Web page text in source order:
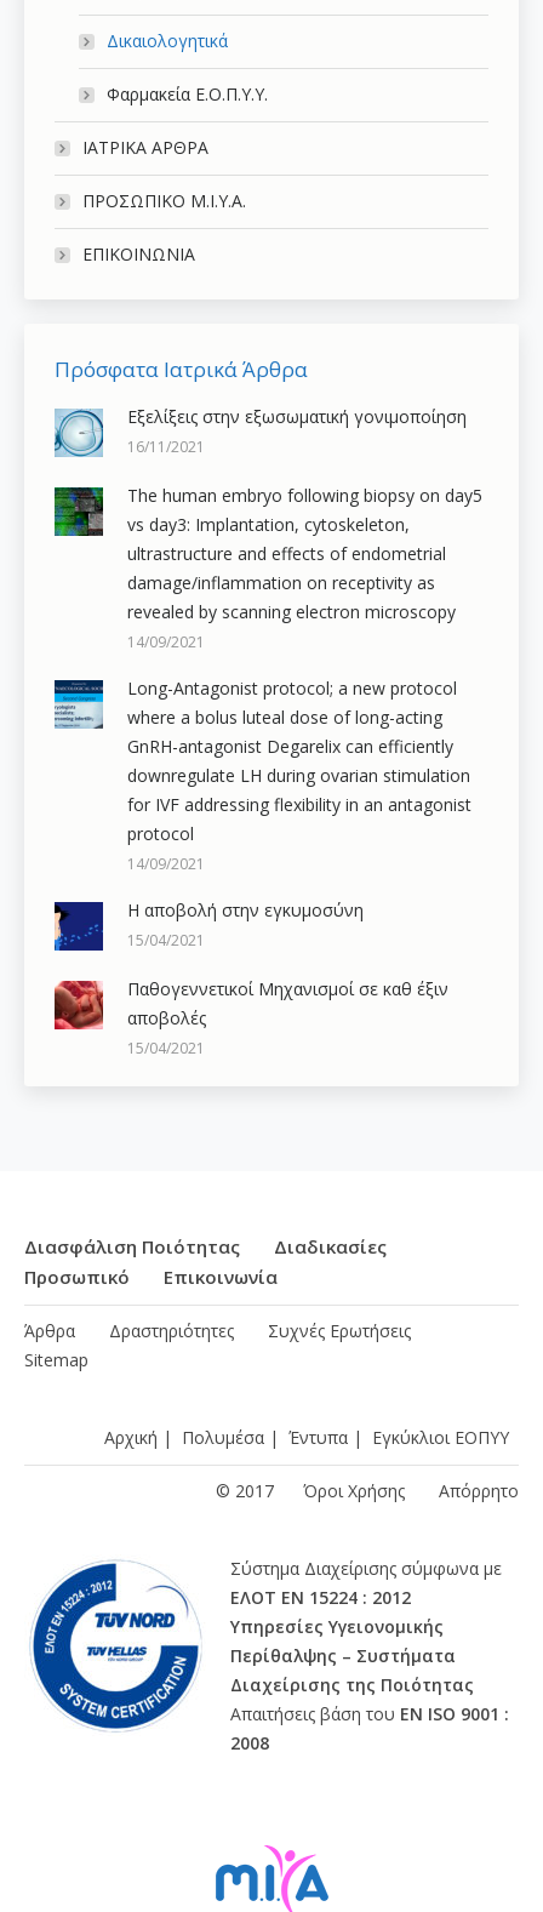
Δικαιολογητικά
Φαρμακεία Ε.Ο.Π.Υ.Υ.
ΙΑΤΡΙΚΑ ΑΡΘΡΑ
ΠΡΟΣΩΠΙΚΟ Μ.Ι.Υ.Α.
ΕΠΙΚΟΙΝΩΝΙΑ
Πρόσφατα Ιατρικά Άρθρα
Εξελίξεις στην εξωσωματική γονιμοποίηση
16/11/2021
The human embryo following biopsy on day5
vs day3: Implantation, cytoskeleton,
ultrastructure and effects of endometrial
damage/inflammation on receptivity as
revealed by scanning electron microscopy
14/09/2021
Long-Antagonist protocol; a new protocol
where a bolus luteal dose of long-acting
GnRH-antagonist Degarelix can efficiently
downregulate LH during ovarian stimulation
for IVF addressing flexibility in an antagonist
protocol
14/09/2021
Η αποβολή στην εγκυμοσύνη
15/04/2021
Παθογεννετικοί Μηχανισμοί σε καθ έξιν
αποβολές
15/04/2021
Διασφάλιση Ποιότητας
Διαδικασίες
Προσωπικό
Επικοινωνία
Άρθρα Δραστηριότητες
Συχνές Ερωτήσεις
Sitemap
Αρχική | Πολυμέσα | Έντυπα | Εγκύκλιοι ΕΟΠΥΥ
© 2017 Όροι Χρήσης Απόρρητο
Σύστημα Διαχείρισης σύμφωνα με
ΕΛΟΤ ΕΝ 15224 : 2012
Υπηρεσίες Υγειονομικής
Περίθαλψης – Συστήματα
Διαχείρισης της Ποιότητας
Απαιτήσεις βάση του ΕΝ ISO 9001 :
2008